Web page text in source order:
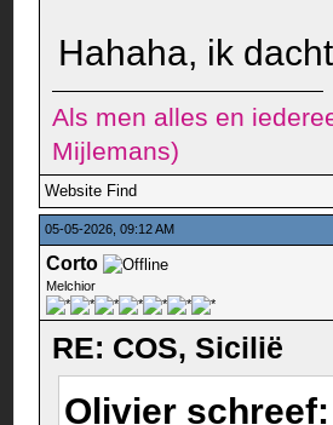
Hahaha, ik
Als men alles en
Mijlemans)
Website Find
05-05-2026, 09:12 AM
Corto
Melchior
RE: COS, Sicilië
Olivier schreef: